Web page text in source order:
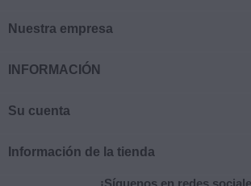
Nuestra empresa
INFORMACIÓN
Su cuenta
Información de la tienda